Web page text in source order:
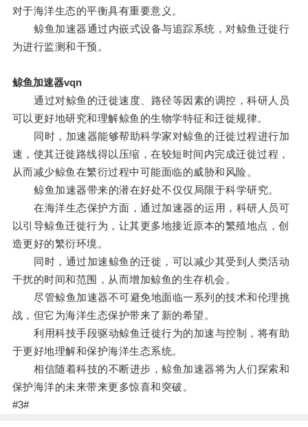
对于海洋生态的平衡具有重要意义。
鲸鱼加速器通过内嵌式设备与追踪系统，对鲸鱼迁徙行
为进行监测和干预。
鲸鱼加速器vqn
通过对鲸鱼的迁徙速度、路径等因素的调控，科研人员
可以更好地研究和理解鲸鱼的生物学特征和迁徙规律。
同时，加速器能够帮助科学家对鲸鱼的迁徙过程进行加
速，使其迁徙路线得以压缩，在较短时间内完成迁徙过程，
从而减少鲸鱼在繁衍过程中可能面临的威胁和风险。
鲸鱼加速器带来的潜在好处不仅仅局限于科学研究。
在海洋生态保护方面，通过加速器的运用，科研人员可
以引导鲸鱼迁徙行为，让其更多地接近原本的繁殖地点，创
造更好的繁衍环境。
同时，通过加速鲸鱼的迁徙，可以减少其受到人类活动
干扰的时间和范围，从而增加鲸鱼的生存机会。
尽管鲸鱼加速器不可避免地面临一系列的技术和伦理挑
战，但它为海洋生态保护带来了新的希望。
利用科技手段驱动鲸鱼迁徙行为的加速与控制，将有助
于更好地理解和保护海洋生态系统。
相信随着科技的不断进步，鲸鱼加速器将为人们探索和
保护海洋的未来带来更多惊喜和突破。
#3#